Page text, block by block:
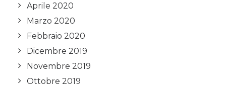
Aprile 2020
Marzo 2020
Febbraio 2020
Dicembre 2019
Novembre 2019
Ottobre 2019